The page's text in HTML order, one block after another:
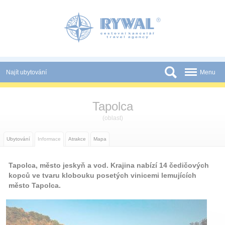
Najít ubytování
Státy
Partneři
Tištěné katalogy
Kontakt
Menu
Tapolca
(oblast)
Ubytování Informace Atrakce Mapa
Tapolca, město jeskyň a vod. Krajina nabízí 14 čedičových
kopců ve tvaru klobouku posetých vinicemi lemujících
město Tapolca.